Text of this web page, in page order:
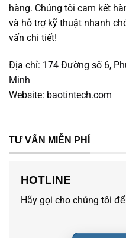
hàng. Chúng tôi cam kết
và hỗ trợ kỹ thuật nhanh
vấn chi tiết!
Địa chỉ: 174 Đường số 6,
Minh
Website: baotintech.com
TƯ VẤN MIỄN PHÍ
HOTLINE
Hãy gọi cho chúng tôi